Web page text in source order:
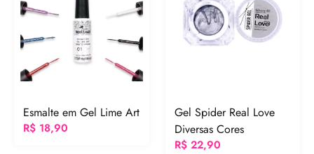
Esmalte em Gel Lime Art
R$ 18,90
Gel Spider Real Love
Diversas Cores
R$22,90